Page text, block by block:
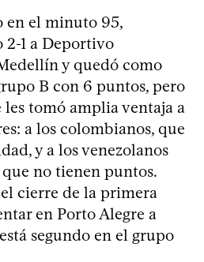
en el minuto 95,
2-1 a Deportivo
y quedó como
B con 6 puntos, pero
tomó amplia ventaja a
a los colombianos, que
y a los venezolanos
no tienen puntos.
cierre de la primera
en Porto Alegre a
segundo en el grupo